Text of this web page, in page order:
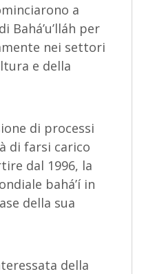
a
per
nei settori
e della
di processi
di farsi carico
dal 1996, la
bahá’í in
della sua
della